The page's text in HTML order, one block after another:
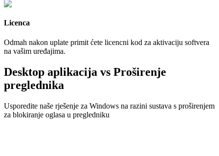
Licenca
Odmah nakon uplate primit ćete licencni kod za aktivaciju softvera
na vašim uređajima.
Desktop aplikacija vs Proširenje
preglednika
Usporedite naše rješenje za Windows na razini sustava s proširenjem
za blokiranje oglasa u pregledniku